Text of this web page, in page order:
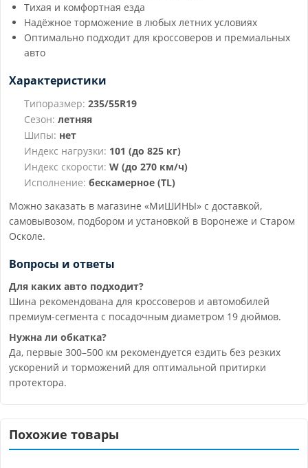
Тихая и комфортная езда
Надёжное торможение в любых летних условиях
Оптимально подходит для кроссоверов и премиальных
авто
Характеристики
Типоразмер: 235/55R19
Сезон: летняя
Шипы: нет
Индекс нагрузки: 101 (до 825 кг)
Индекс скорости: W (до 270 км/ч)
Исполнение: бескамерное (TL)
Можно заказать в магазине «МиШИНЫ» с доставкой,
самовывозом, подбором и установкой в Воронеже и Старом
Осколе.
Вопросы и ответы
Для каких авто подходит?
Шина рекомендована для кроссоверов и автомобилей
премиум-сегмента с посадочным диаметром 19 дюймов.
Нужна ли обкатка?
Да, первые 300–500 км рекомендуется ездить без резких
ускорений и торможений для оптимальной притирки
протектора.
Похожие товары